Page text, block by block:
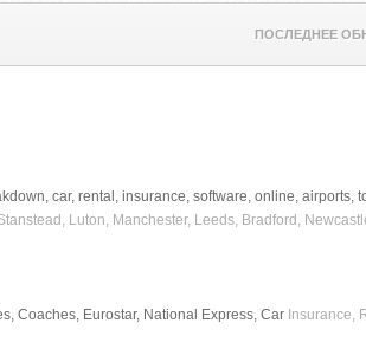
ПОСЛЕДНЕЕ
car, rental, insurance, software, online, airports,
Luton, Manchester, Leeds, Bradford,
Coaches, Eurostar, National Express, Car Insurance,